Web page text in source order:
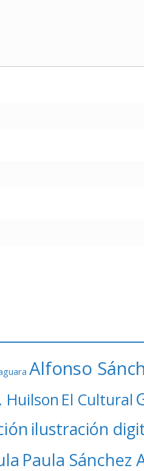
Alfonso
Huilson El Cultural
ilustración
Paula Sánchez